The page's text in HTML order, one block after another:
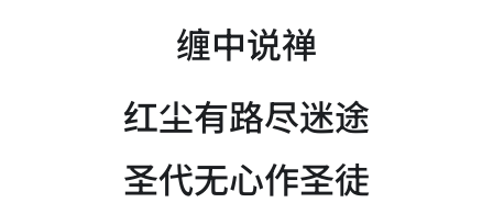
缠中说禅
红尘有路尽迷途
圣代无心作圣徒